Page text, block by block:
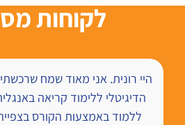
לקוחות
היי רונית. אני מאוד שמח
הדיגיטלי ללימוד קריאה
ללמוד באמצעות הקורס